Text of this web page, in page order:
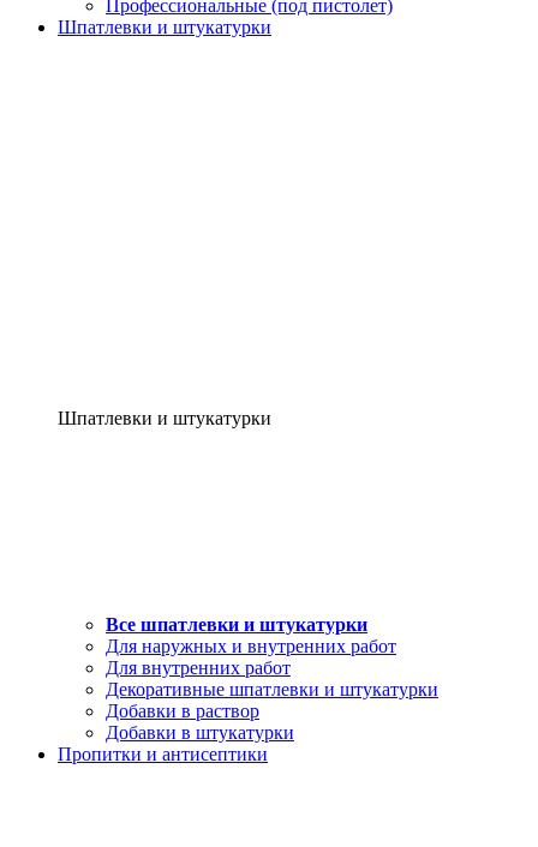
Профессиональные (под пистолет)
Шпатлевки и штукатурки
Шпатлевки и штукатурки
Все шпатлевки и штукатурки
Для наружных и внутренних работ
Для внутренних работ
Декоративные шпатлевки и штукатурки
Добавки в раствор
Добавки в штукатурки
Пропитки и антисептики